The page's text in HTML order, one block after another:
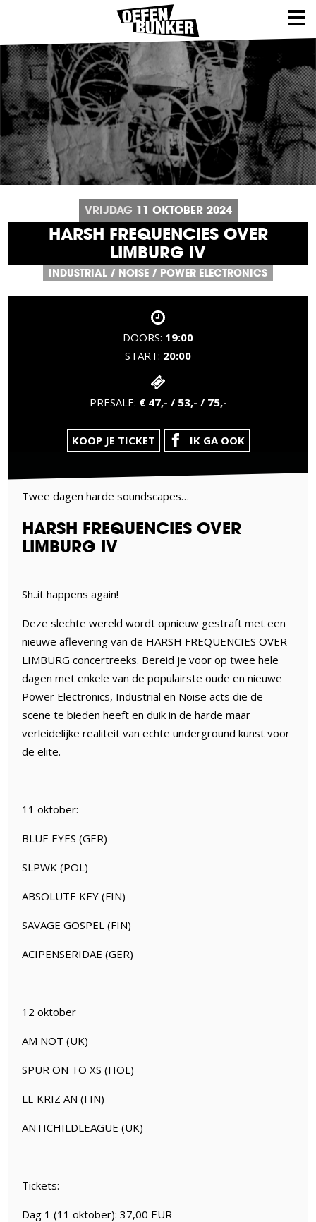
VRIJDAG 11 OKTOBER 2024
HARSH FREQUENCIES OVER
LIMBURG IV
INDUSTRIAL / NOISE / POWER ELECTRONICS
DOORS: 19:00
START: 20:00
PRESALE: € 47,- / 53,- / 75,-
KOOP JE TICKET IK GA OOK
Twee dagen harde soundscapes…
HARSH FREQUENCIES OVER
LIMBURG IV
Sh..it happens again!
Deze slechte wereld wordt opnieuw gestraft met een
nieuwe aflevering van de HARSH FREQUENCIES OVER
LIMBURG concertreeks. Bereid je voor op twee hele
dagen met enkele van de populairste oude en nieuwe
Power Electronics, Industrial en Noise acts die de
scene te bieden heeft en duik in de harde maar
verleidelijke realiteit van echte underground kunst voor
de elite.
11 oktober:
BLUE EYES (GER)
SLPWK (POL)
ABSOLUTE KEY (FIN)
SAVAGE GOSPEL (FIN)
ACIPENSERIDAE (GER)
12 oktober
AM NOT (UK)
SPUR ON TO XS (HOL)
LE KRIZ AN (FIN)
ANTICHILDLEAGUE (UK)
Tickets:
Dag 1 (11 oktober): 37,00 EUR